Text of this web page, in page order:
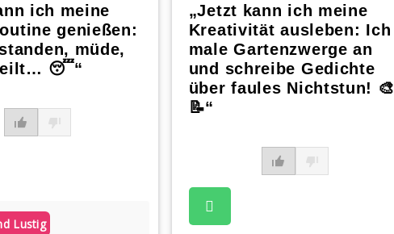
ich meine
genießen:
müde,
😴“
Lustig
„Jetzt kann ich meine
Kreativität ausleben: Ich
male Gartenzwerge an
und schreibe Gedichte
über faules Nichtstun! 🎨
📝“